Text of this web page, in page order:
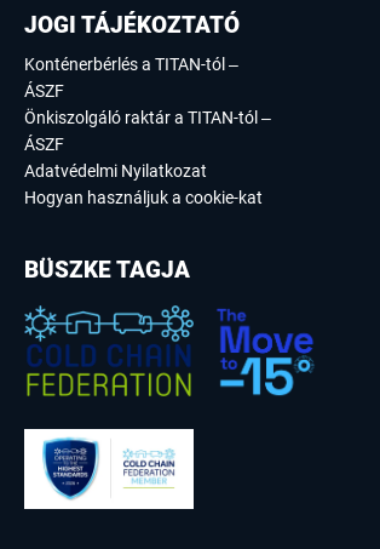
JOGI TÁJÉKOZTATÓ
Konténerbérlés a TITAN-tól –
ÁSZF
Önkiszolgáló raktár a TITAN-tól –
ÁSZF
Adatvédelmi Nyilatkozat
Hogyan használjuk a cookie-kat
BÜSZKE TAGJA